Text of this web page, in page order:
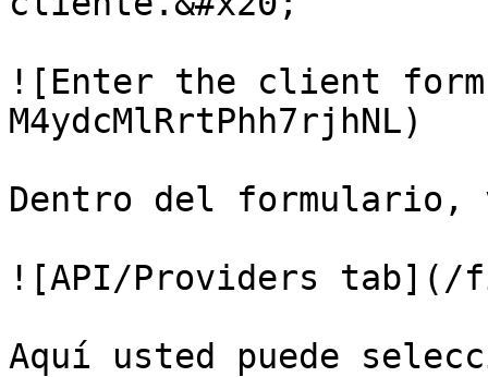
![Enter the client
M4ydcMlRrtPhh7rjhNL)
Dentro del formulario,
![API/Providers tab](/
Aquí usted puede